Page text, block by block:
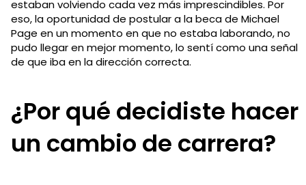
estaban volviendo cada vez más imprescindibles. Por
eso, la oportunidad de postular a la beca de Michael
Page en un momento en que no estaba laborando, no
pudo llegar en mejor momento, lo sentí como una señal
de que iba en la dirección correcta.
¿Por qué decidiste hacer
un cambio de carrera?